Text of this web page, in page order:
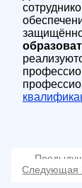
Следующая